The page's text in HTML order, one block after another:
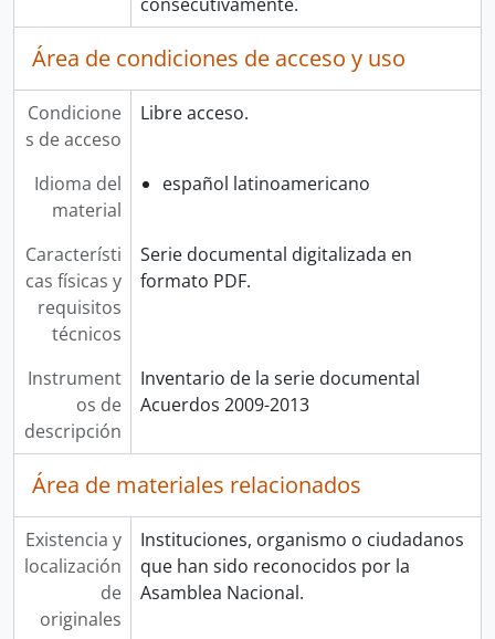
Área de condiciones de acceso y uso
Condicione
s de acceso
Libre acceso.
Idioma del
material
español latinoamericano
Característi
cas físicas y
requisitos
técnicos
Serie documental digitalizada en
formato PDF.
Instrument
os de
descripción
Inventario de la serie documental
Acuerdos 2009-2013
Área de materiales relacionados
Existencia y
localización
de
originales
Instituciones, organismo o ciudadanos
que han sido reconocidos por la
Asamblea Nacional.